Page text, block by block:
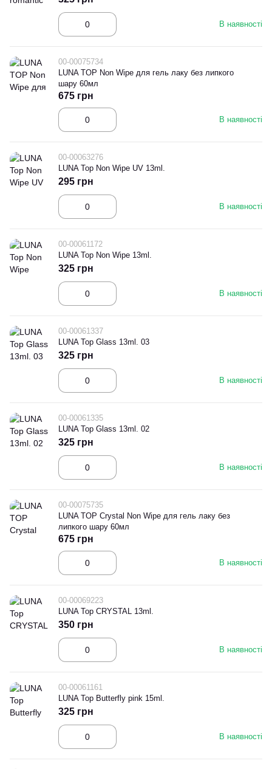
В наявності
00-00075734
LUNA TOP Non Wipe для гель лаку без липкого
шару 60мл
В наявності
675 грн
00-00063276
LUNA Top Non Wipe UV 13ml.
В наявності
295 грн
00-00061172
LUNA Top Non Wipe 13ml.
В наявності
325 грн
00-00061337
LUNA Top Glass 13ml. 03
В наявності
325 грн
00-00061335
LUNA Top Glass 13ml. 02
В наявності
325 грн
00-00075735
LUNA TOP Crystal Non Wipe для гель лаку без
липкого шару 60мл
В наявності
675 грн
00-00069223
LUNA Top CRYSTAL 13ml.
В наявності
350 грн
00-00061161
LUNA Top Butterfly pink 15ml.
В наявності
325 грн